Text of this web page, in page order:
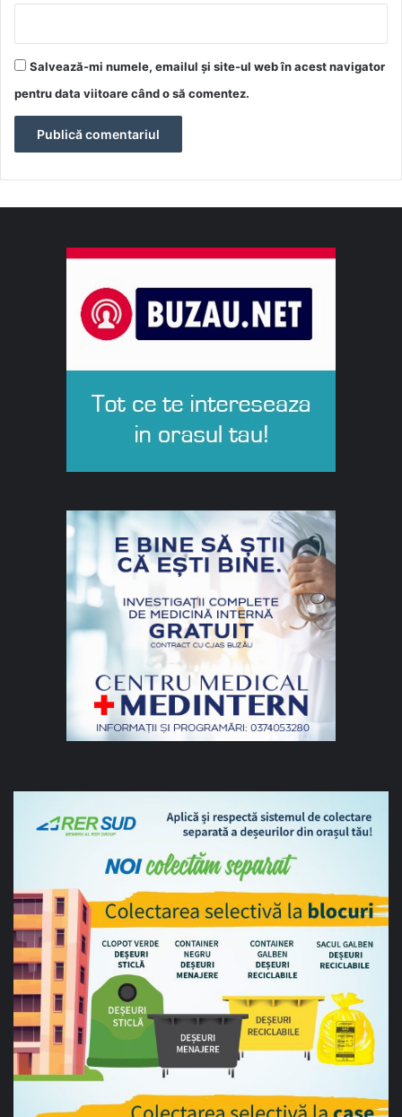
Salvează-mi numele, emailul și site-ul web în acest navigator
pentru data viitoare când o să comentez.